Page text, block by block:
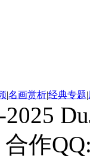
|名画赏析|经典专题|
作